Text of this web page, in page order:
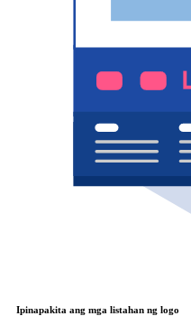
Ipinapakita ang mga listahan ng logo